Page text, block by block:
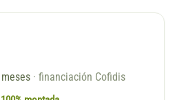
· financiación Cofidis